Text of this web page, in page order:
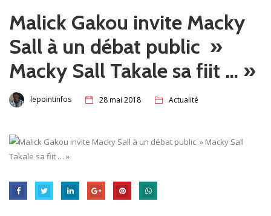
Malick Gakou invite Macky
Sall à un débat public »
Macky Sall Takale sa fiit … »
lepointinfos 28 mai 2018 Actualité